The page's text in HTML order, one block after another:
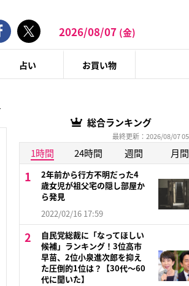
2026/08/07 (金)
占い お買い物
総合ランキング
最終更新：2026/08/07
1時間 24時間 週間 月間
2年前から行方不明だった4
歳女児が祖父宅の隠し部屋か
ら発見
2022/02/16 17:59
自民党総裁に「なってほしい
候補」ランキング！3位高市
早苗、2位小泉進次郎を抑え
た圧倒的1位は？【30代〜60
代に聞いた】